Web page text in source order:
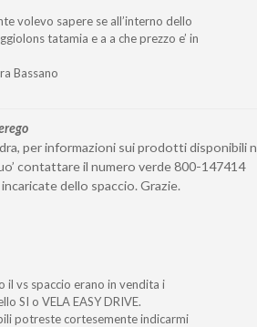
volevo sapere se all’interno dello
tatamia e a a che prezzo e’ in
Bassano
per informazioni sui prodotti disponibili
contattare il numero verde 800-147414
dello spaccio. Grazie.
il vs spaccio erano in vendita i
SI o VELA EASY DRIVE.
potreste cortesemente indicarmi